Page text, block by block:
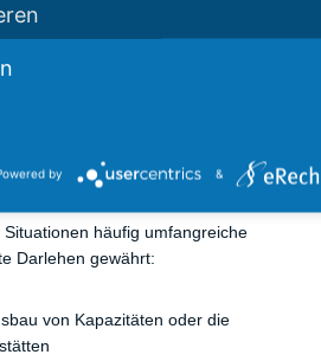
nehmen? Auch wenn die
zunächst sehr schwierig
vielen Fällen, auf finanzielle Hilfen
Fördermittelberatung für
ausgebildeten Fördermittelberater
nicht förderbaren
mit einer Vielzahl an
förderbar sind. So werden
häufig umfangreiche
Darlehen gewährt:
von Kapazitäten oder die
by &